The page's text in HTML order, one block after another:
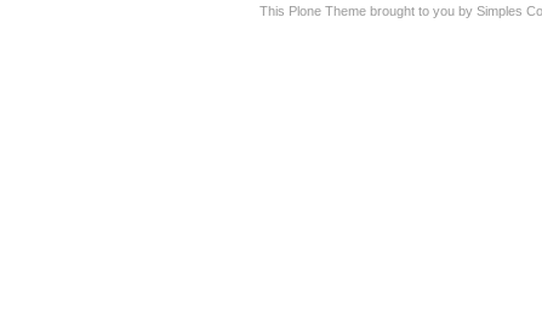
This Plone Theme brought to you by Simples